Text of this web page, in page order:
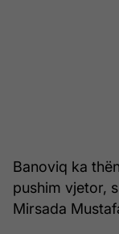
Banoviq ka
pushim vjetor,
Mirsada